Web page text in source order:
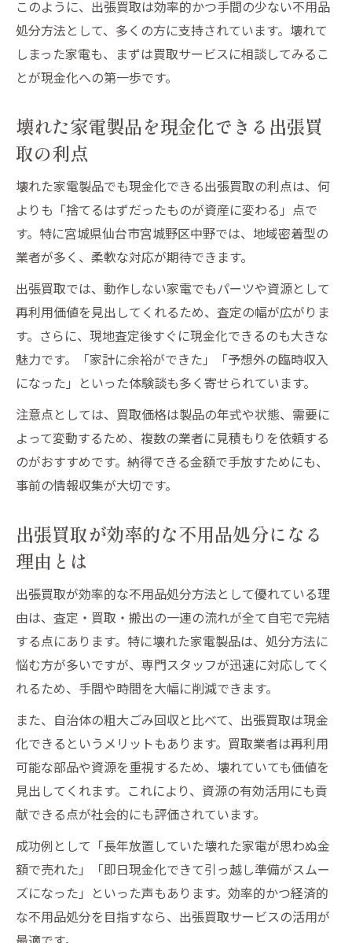
このように、出張買取は効率的かつ手間の少ない不用品
処分方法として、多くの方に支持されています。壊れて
しまった家電も、まずは買取サービスに相談してみるこ
とが現金化への第一歩です。
壊れた家電製品を現金化できる出張買
取の利点
壊れた家電製品でも現金化できる出張買取の利点は、何
よりも「捨てるはずだったものが資産に変わる」点で
す。特に宮城県仙台市宮城野区中野では、地域密着型の
業者が多く、柔軟な対応が期待できます。
出張買取では、動作しない家電でもパーツや資源として
再利用価値を見出してくれるため、査定の幅が広がりま
す。さらに、現地査定後すぐに現金化できるのも大きな
魅力です。「家計に余裕ができた」「予想外の臨時収入
になった」といった体験談も多く寄せられています。
注意点としては、買取価格は製品の年式や状態、需要に
よって変動するため、複数の業者に見積もりを依頼する
のがおすすめです。納得できる金額で手放すためにも、
事前の情報収集が大切です。
出張買取が効率的な不用品処分になる
理由とは
出張買取が効率的な不用品処分方法として優れている理
由は、査定・買取・搬出の一連の流れが全て自宅で完結
する点にあります。特に壊れた家電製品は、処分方法に
悩む方が多いですが、専門スタッフが迅速に対応してく
れるため、手間や時間を大幅に削減できます。
また、自治体の粗大ごみ回収と比べて、出張買取は現金
化できるというメリットもあります。買取業者は再利用
可能な部品や資源を重視するため、壊れていても価値を
見出してくれます。これにより、資源の有効活用にも貢
献できる点が社会的にも評価されています。
成功例として「長年放置していた壊れた家電が思わぬ金
額で売れた」「即日現金化できて引っ越し準備がスムー
ズになった」といった声もあります。効率的かつ経済的
な不用品処分を目指すなら、出張買取サービスの活用が